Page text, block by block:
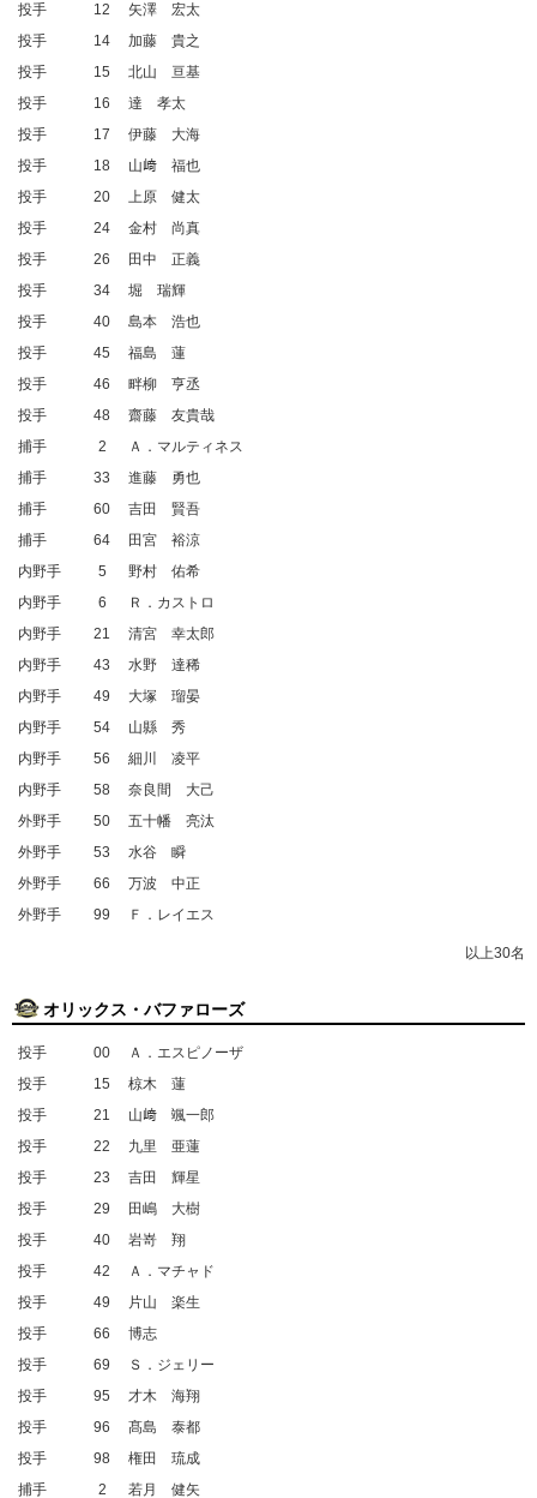
投手 12
矢澤 宏太
投手
14
加藤 貴之
投手
15
北山 亘基
投手
16
達 孝太
投手
17
伊藤 大海
投手
18
山﨑 福也
投手
20
上原 健太
投手
24
金村 尚真
投手
26
田中 正義
投手
34
堀 瑞輝
投手
40
島本 浩也
投手
45
福島 蓮
投手
46
畔柳 亨丞
投手
48
齋藤 友貴哉
捕手
2
Ａ．マルティネス
捕手
33
進藤 勇也
捕手
60
吉田 賢吾
捕手
64
田宮 裕涼
内野手
5
野村 佑希
内野手
6
Ｒ．カストロ
内野手
21
清宮 幸太郎
内野手
43
水野 達稀
内野手
49
大塚 瑠晏
内野手
54
山縣 秀
内野手
56
細川 凌平
内野手
58
奈良間 大己
外野手
50
五十幡 亮汰
外野手
53
水谷 瞬
外野手
66
万波 中正
外野手
99 Ｆ．レイエス
以上30名
オリックス・バファローズ
投手 00
Ａ．エスピノーザ
投手
15
椋木 蓮
投手
21
山﨑 颯一郎
投手
22
九里 亜蓮
投手
23
吉田 輝星
投手
29
田嶋 大樹
投手
40
岩嵜 翔
投手
42
Ａ．マチャド
投手
49
片山 楽生
投手
66
博志
投手
69
Ｓ．ジェリー
投手
95
才木 海翔
投手
96
髙島 泰都
投手
98
権田 琉成
捕手
2 若月 健矢